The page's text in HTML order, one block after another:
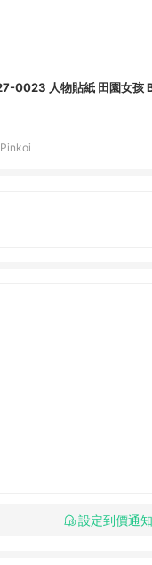
0023 人物貼紙 田園女孩
設定到價通知